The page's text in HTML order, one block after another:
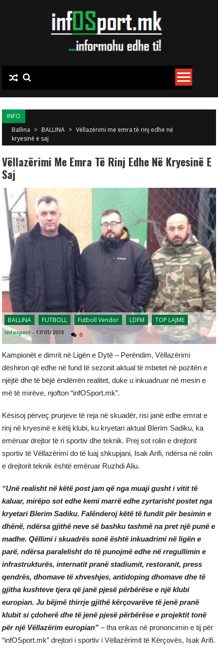
INFO
Ballina > BALLINA > Vëllazërimi me emra të rinj edhe në
kryesinë e saj
Vëllazërimi Me Emra Të Rinj Edhe Në Kryesinë E
Saj
BALLINA FUTBOLL Futboll Vendor LDFM TOP LAJME
infosport - 17/01/2018 0
Kampionët e dimrit në Ligën e Dytë – Perëndim, Vëllazërimi
dëshiron që edhe në fund të sezonit aktual të mbetet në pozitën e
njëjtë dhe të bëjë ëndërrën realitet, duke u inkuadruar në mesin e
më të mirëve, njofton “infOSport.mk”.
Kësisoj përveç prurjeve të reja në skuadër, risi janë edhe emrat e
rinj në kryesinë e këtij klubi, ku kryetari aktual Blerim Sadiku, ka
emëruar drejtor të ri sportiv dhe teknik. Prej sot rolin e drejtorit
sportiv të Vëllazërimi do të luaj shkupjani, Isak Arifi, ndërsa në rolin
e drejtorit teknik është emëruar Ruzhdi Aliu.
“Unë realisht në këtë post jam që nga muaji gusht i vitit të
kaluar, mirëpo sot edhe kemi marrë edhe zyrtarisht postet nga
kryetari Blerim Sadiku. Falënderoj këtë të fundit për besimin e
dhënë, ndërsa gjithë neve së bashku tashmë na pret një punë e
madhe. Qëllimi i skuadrës sonë është inkuadrimi në ligën e
parë, ndërsa paralelisht do të punojmë edhe në rregullimin e
infrastrukturës, internatit pranë stadiumit, restoranit, press
qendrës, dhomave të xhveshjes, antidoping dhomave dhe të
gjitha kushteve tjera që janë pjesë përbërëse e një klubi
europian. Ju bëjmë thirrje gjithë kërçovarëve të jenë pranë
klubit si çdoherë dhe të jenë pjesë përbërëse e projektit tonë
për një Vëllazërim europian” – tha enkas në prononcimin e tij për
“infOSport.mk” drejtori i sportiv i Vëllazërimit të Kërçovës, Isak Arifi.